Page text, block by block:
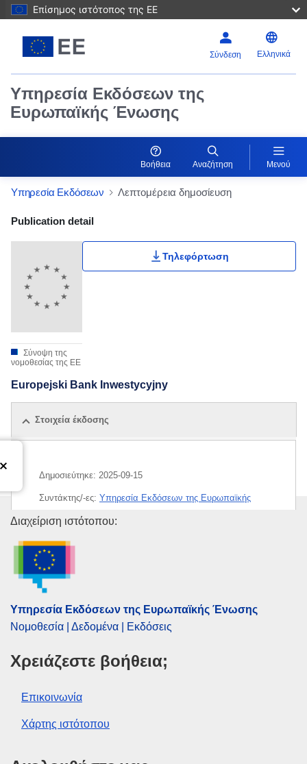
Επίσημος ιστότοπος της ΕΕ
Σύνδεση Ελληνικά
Υπηρεσία Εκδόσεων της
Ευρωπαϊκής Ένωσης
Βοήθεια Αναζήτηση Μενού
Υπηρεσία Εκδόσεων Λεπτομέρεια δημοσίευση
Publication Detail Actions Portlet
Publication detail
Σύνοψη της
νομοθεσίας της ΕΕ
Τηλεφόρτωση
Europejski Bank Inwestycyjny
Στοιχεία έκδοσης
Δημοσιεύτηκε: 2025-09-15
Συντάκτης/-ες: Υπηρεσία Εκδόσεων της Ευρωπαϊκής
Ένωσης
Released on EU publications website:
Υπηρεσία Εκδόσεων της
Διαχείριση ιστότοπου:
Υπηρεσία Εκδόσεων της Ευρωπαϊκής Ένωσης
Νομοθεσία | Δεδομένα | Εκδόσεις
Χρειάζεστε βοήθεια;
Επικοινωνία
Χάρτης ιστότοπου